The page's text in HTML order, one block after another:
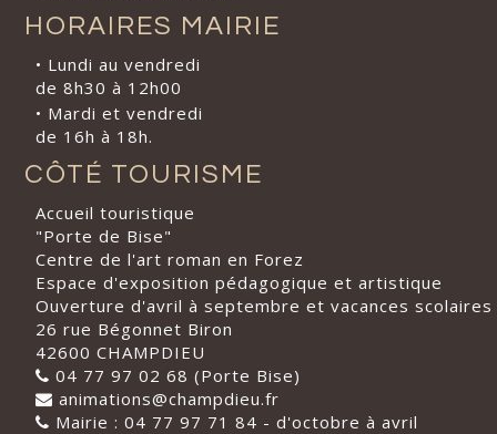
HORAIRES MAIRIE
• Lundi au vendredi
de 8h30 à 12h00
• Mardi et vendredi
de 16h à 18h.
CÔTÉ TOURISME
Accueil touristique
"Porte de Bise"
Centre de l'art roman en Forez
Espace d'exposition pédagogique et artistique
Ouverture d'avril à septembre et vacances scolaires
26 rue Bégonnet Biron
42600 CHAMPDIEU
04 77 97 02 68 (Porte Bise)
animations@champdieu.fr
Mairie : 04 77 97 71 84 - d'octobre à avril